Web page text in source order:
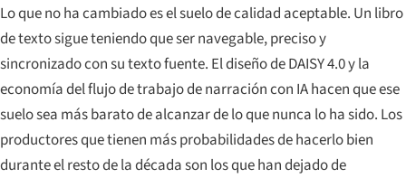
Lo que no ha cambiado es el suelo de calidad aceptable. Un libro
de texto sigue teniendo que ser navegable, preciso y
sincronizado con su texto fuente. El diseño de DAISY 4.0 y la
economía del flujo de trabajo de narración con IA hacen que ese
suelo sea más barato de alcanzar de lo que nunca lo ha sido. Los
productores que tienen más probabilidades de hacerlo bien
durante el resto de la década son los que han dejado de